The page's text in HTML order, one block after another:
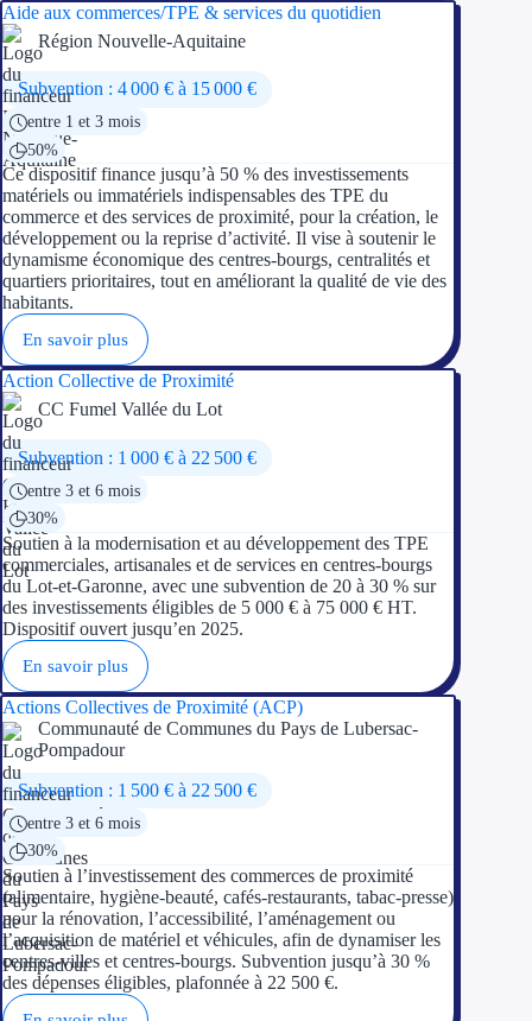
Aide aux commerces/TPE & services du quotidien
Région Nouvelle-Aquitaine
Subvention : 4 000 € à 15 000 €
entre 1 et 3 mois
50%
Ce dispositif finance jusqu’à 50 % des investissements
matériels ou immatériels indispensables des TPE du
commerce et des services de proximité, pour la création, le
développement ou la reprise d’activité. Il vise à soutenir le
dynamisme économique des centres-bourgs, centralités et
quartiers prioritaires, tout en améliorant la qualité de vie des
habitants.
En savoir plus
Action Collective de Proximité
CC Fumel Vallée du Lot
Subvention : 1 000 € à 22 500 €
entre 3 et 6 mois
30%
Soutien à la modernisation et au développement des TPE
commerciales, artisanales et de services en centres-bourgs
du Lot-et-Garonne, avec une subvention de 20 à 30 % sur
des investissements éligibles de 5 000 € à 75 000 € HT.
Dispositif ouvert jusqu’en 2025.
En savoir plus
Actions Collectives de Proximité (ACP)
Communauté de Communes du Pays de Lubersac-
Pompadour
Subvention : 1 500 € à 22 500 €
entre 3 et 6 mois
30%
Soutien à l’investissement des commerces de proximité
(alimentaire, hygiène-beauté, cafés-restaurants, tabac-presse)
pour la rénovation, l’accessibilité, l’aménagement ou
l’acquisition de matériel et véhicules, afin de dynamiser les
centres-villes et centres-bourgs. Subvention jusqu’à 30 %
des dépenses éligibles, plafonnée à 22 500 €.